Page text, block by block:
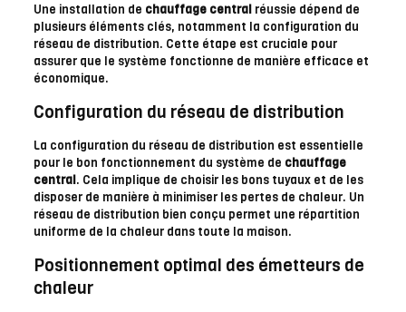
Une installation de chauffage centralréussie dépend de
plusieurs éléments clés, notamment la configuration du
réseau de distribution. Cette étape est cruciale pour
assurer que le système fonctionne de manière efficace et
économique.
Configuration du réseau de distribution
La configuration du réseau de distribution est essentielle
pour le bon fonctionnement du système de chauffage
central. Cela implique de choisir les bons tuyaux et de les
disposer de manière à minimiser les pertes de chaleur. Un
réseau de distribution bien conçu permet une répartition
uniforme de la chaleur dans toute la maison.
Positionnement optimal des émetteurs de
chaleur